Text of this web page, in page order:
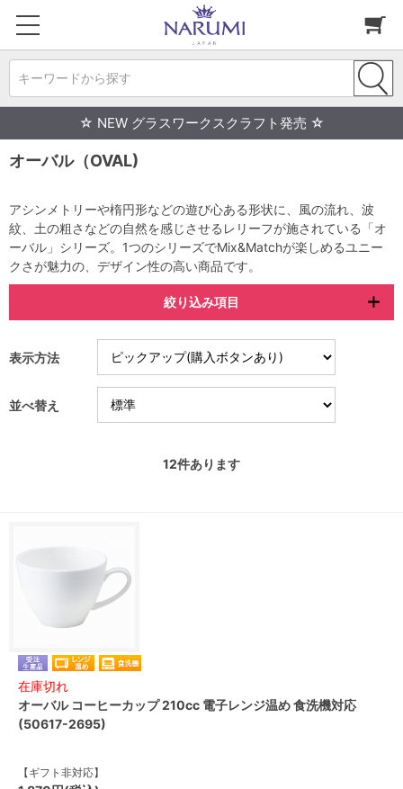
キーワードから探す
☆ NEW グラスワークスクラフト発売 ☆
オーバル（OVAL)
アシンメトリーや楕円形などの遊び心ある形状に、風の流れ、波
紋、土の粗さなどの自然を感じさせるレリーフが施されている「オ
ーバル」シリーズ。1つのシリーズでMix&Matchが楽しめるユニー
クさが魅力の、デザイン性の高い商品です。
絞り込み項目
表示方法
並べ替え
12件あります
在庫切れ
オーバル コーヒーカップ 210cc 電子レンジ温め 食洗機対応
(50617-2695)
【ギフト非対応】